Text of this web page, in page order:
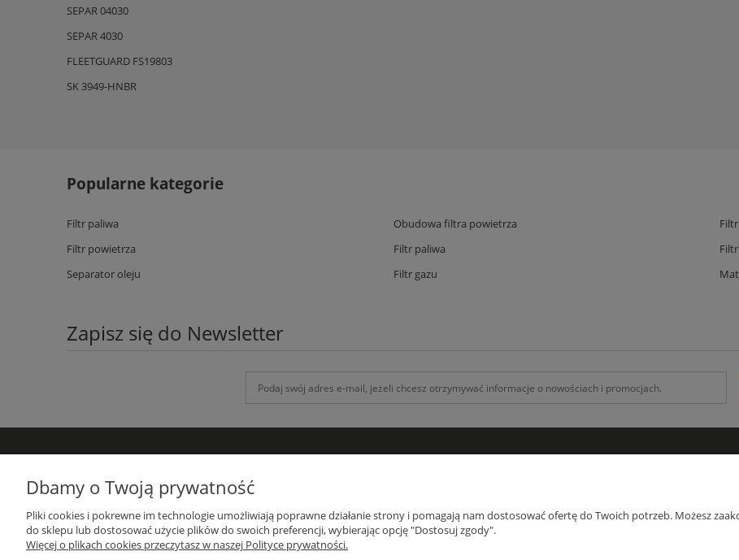
SEPAR 04030
SEPAR 4030
FLEETGUARD FS19803
SK 3949-HNBR
Popularne kategorie
Filtr paliwa
Filtr powietrza
Separator oleju
Obudowa filtra powietrza
Filtr paliwa
Filtr gazu
Zapisz się do Newsletter
GRUPA-ATH
ul. Targowa 1A/4, 19-300 Ełk
woj. warmińsko-mazurskie
Zamówienia specjalne
Koszty Dostawy , Formy płatności
Blog
Dbamy o Twoją prywatność
Pliki cookies i pokrewne im technologie umożliwiają poprawne działanie strony i pomagają nam dostosować ofertę do Twoich potrzeb. Możesz
do sklepu lub dostosować użycie plików do swoich preferencji, wybierając opcję "Dostosuj zgody".
Więcej o plikach cookies przeczytasz w naszej Polityce prywatności.